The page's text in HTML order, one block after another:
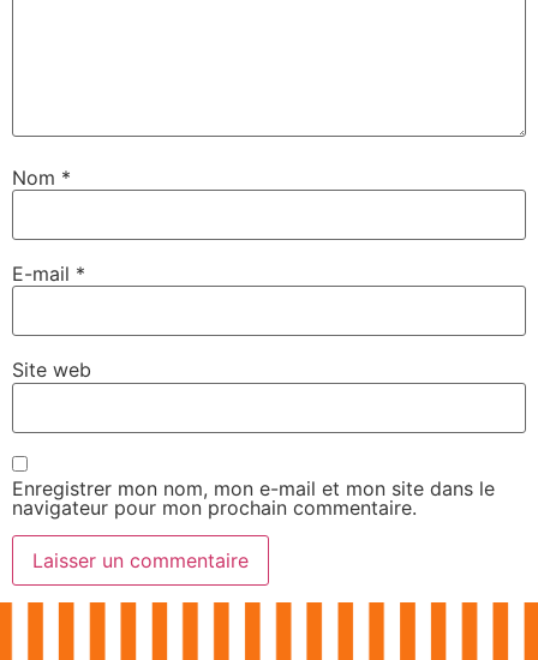
Nom *
E-mail *
Site web
Enregistrer mon nom, mon e-mail et mon site dans le
navigateur pour mon prochain commentaire.